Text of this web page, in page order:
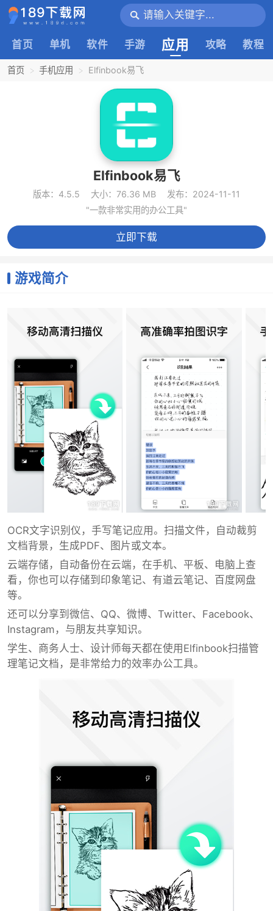
首页 单机 软件 手游 应用 攻略 教程
首页 手机应用 Elfinbook易飞
Elfinbook易飞
版本：4.5.5 大小：76.36 MB
发布：2024-11-11
"一款非常实用的办公工具"
立即下载
游戏简介
OCR文字识别仪，手写笔记应用。扫描文件，自动裁剪
文档背景，生成PDF、图片或文本。
云端存储，自动备份在云端，在手机、平板、电脑上查
看，你也可以存储到印象笔记、有道云笔记、百度网盘
等。
还可以分享到微信、QQ、微博、Twitter、Facebook、
Instagram，与朋友共享知识。
学生、商务人士、设计师每天都在使用Elfinbook扫描管
理笔记文档，是非常给力的效率办公工具。